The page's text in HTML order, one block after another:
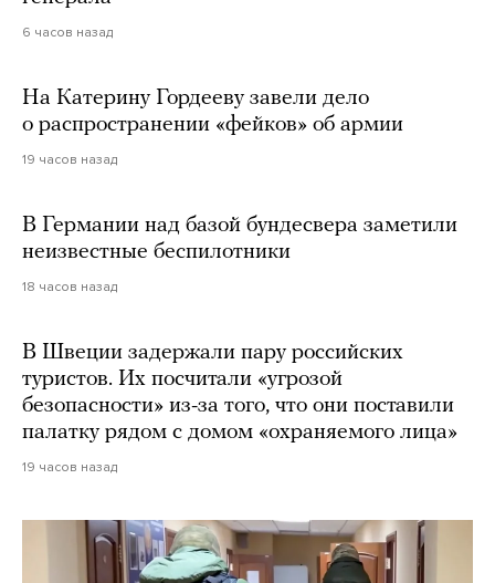
6 часов назад
На Катерину Гордееву завели дело
о распространении «фейков» об армии
19 часов назад
В Германии над базой бундесвера заметили
неизвестные беспилотники
18 часов назад
В Швеции задержали пару российских
туристов. Их посчитали «угрозой
безопасности» из-за того, что они поставили
палатку рядом с домом «охраняемого лица»
19 часов назад